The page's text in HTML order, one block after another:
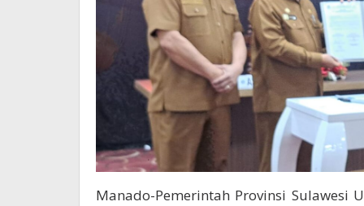
Manado-Pemerintah Provinsi